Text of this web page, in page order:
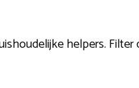
helpers.